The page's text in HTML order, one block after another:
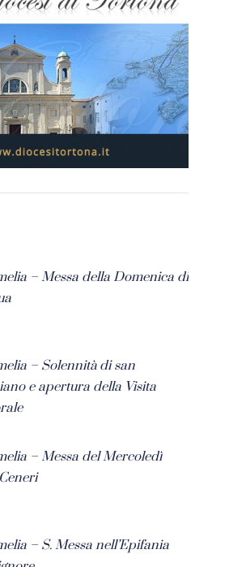
– Messa della Domenica di
– Solennità di san
e apertura della Visita
– Messa del Mercoledì
– S. Messa nell’Epifania